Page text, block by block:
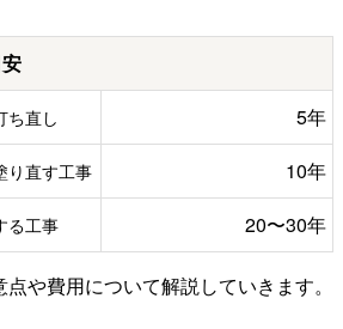
ち直し 5年
り直す工事 10年
る工事 20〜30年
や費用について解説していきます。